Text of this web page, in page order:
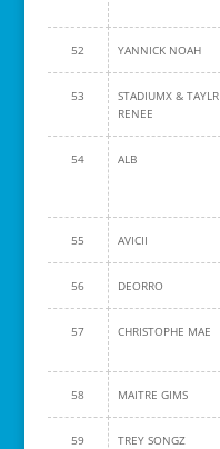
52 YANNICK NOAH
53
STADIUMX & TAYLR
RENEE
54 ALB
55 AVICII
56 DEORRO
57 CHRISTOPHE MAE
58 MAITRE GIMS
59 TREY SONGZ